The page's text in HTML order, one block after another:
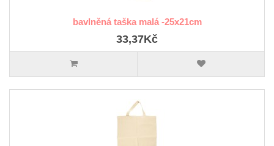
bavlněná taška malá -25x21cm
33,37Kč